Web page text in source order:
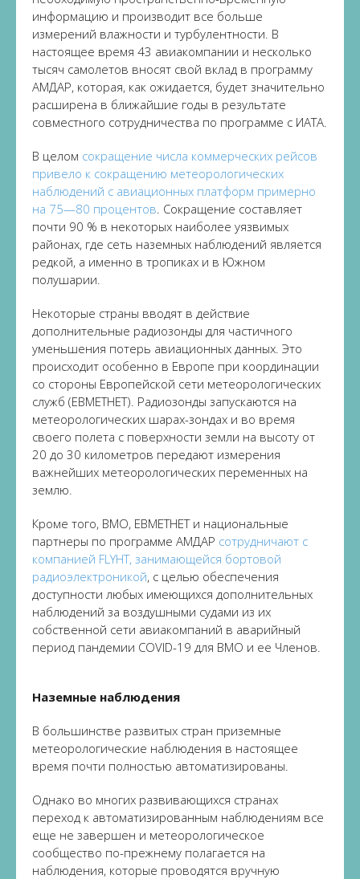
информацию и производит все больше
измерений влажности и турбулентности. В
настоящее время 43 авиакомпании и несколько
тысяч самолетов вносят свой вклад в программу
АМДАР, которая, как ожидается, будет значительно
расширена в ближайшие годы в результате
совместного сотрудничества по программе с ИАТА.
В целом сокращение числа коммерческих рейсов
привело к сокращению метеорологических
наблюдений с авиационных платформ примерно
на 75—80 процентов. Сокращение составляет
почти 90 % в некоторых наиболее уязвимых
районах, где сеть наземных наблюдений является
редкой, а именно в тропиках и в Южном
полушарии.
Некоторые страны вводят в действие
дополнительные радиозонды для частичного
уменьшения потерь авиационных данных. Это
происходит особенно в Европе при координации
со стороны Европейской сети метеорологических
служб (ЕВМЕТНЕТ). Радиозонды запускаются на
метеорологических шарах-зондах и во время
своего полета с поверхности земли на высоту от
20 до 30 километров передают измерения
важнейших метеорологических переменных на
землю.
Кроме того, ВМО, ЕВМЕТНЕТ и национальные
партнеры по программе АМДАР сотрудничают с
компанией FLYHT, занимающейся бортовой
радиоэлектроникой, с целью обеспечения
доступности любых имеющихся дополнительных
наблюдений за воздушными судами из их
собственной сети авиакомпаний в аварийный
период пандемии COVID-19 для ВМО и ее Членов.
Наземные наблюдения
В большинстве развитых стран приземные
метеорологические наблюдения в настоящее
время почти полностью автоматизированы.
Однако во многих развивающихся странах
переход к автоматизированным наблюдениям все
еще не завершен и метеорологическое
сообщество по-прежнему полагается на
наблюдения, которые проводятся вручную